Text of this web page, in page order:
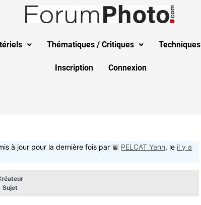
Thématiques / Critiques Techniques
Inscription Connexion
à jour pour la dernière fois par PELCAT Yann, le il y a
Sujet